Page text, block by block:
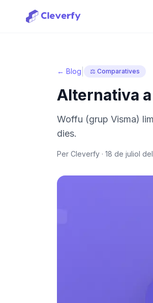
← Blog ⚖️ Comparatives
Alternativa
Woffu (grup Visma)
dies.
Per Cleverfy · 18 de juliol